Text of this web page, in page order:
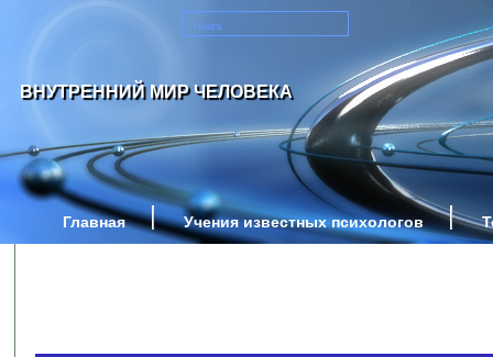
ВНУТРЕННИЙ МИР ЧЕЛОВЕКА
Главная Учения известных психологов